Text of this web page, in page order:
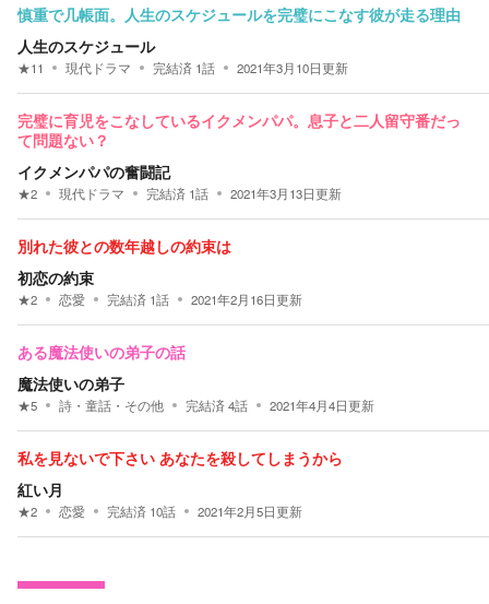
慎重で几帳面。人生のスケジュールを完璧にこなす彼が走る理由
人生のスケジュール
★11 現代ドラマ 完結済 1話 2021年3月10日更新
完璧に育児をこなしているイクメンパパ。息子と二人留守番だっ
て問題ない？
イクメンパパの奮闘記
★2 現代ドラマ 完結済 1話 2021年3月13日更新
別れた彼との数年越しの約束は
初恋の約束
★2 恋愛 完結済 1話 2021年2月16日更新
ある魔法使いの弟子の話
魔法使いの弟子
★5 詩・童話・その他 完結済4話 2021年4月4日更新
私を見ないで下さい あなたを殺してしまうから
紅い月
★2 恋愛 完結済 10話 2021年2月5日更新